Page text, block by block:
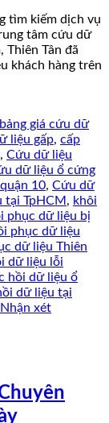
tìm kiếm dịch vụ
tâm cứu dữ
Thiên Tân đã
khách hàng trên
bảng giá cứu dữ
liệu gấp, cấp
, Cứu dữ liệu
dữ liệu ổ cứng
10, Cứu dữ
tại TpHCM , khôi
phục dữ liệu bị
phục dữ liệu
dữ liệu Thiên
dữ liệu lỗi
hồi dữ liệu ổ
dữ liệu tại
Nhận xét